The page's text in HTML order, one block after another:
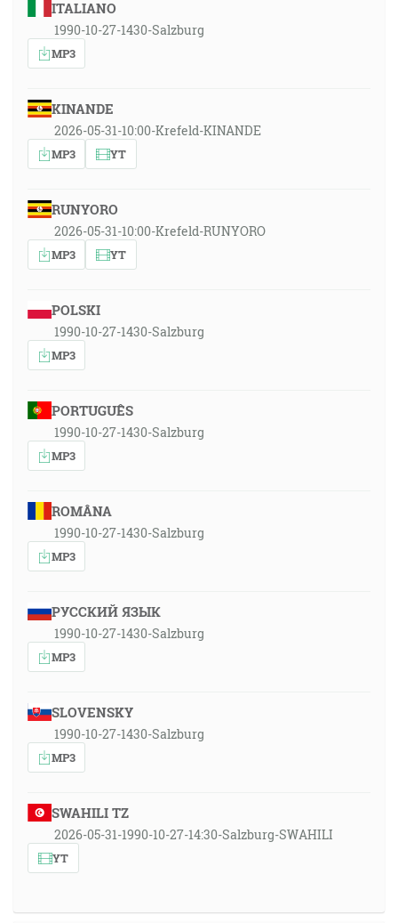
ITALIANO
1990-10-27-1430-Salzburg
MP3
KINANDE
2026-05-31-10:00-Krefeld-KINANDE
MP3 YT
RUNYORO
2026-05-31-10:00-Krefeld-RUNYORO
MP3 YT
POLSKI
1990-10-27-1430-Salzburg
MP3
PORTUGUÊS
1990-10-27-1430-Salzburg
MP3
ROMÂNA
1990-10-27-1430-Salzburg
MP3
РУССКИЙ ЯЗЫК
1990-10-27-1430-Salzburg
MP3
SLOVENSKY
1990-10-27-1430-Salzburg
MP3
SWAHILI TZ
2026-05-31-1990-10-27-14:30-Salzburg-SWAHILI
YT